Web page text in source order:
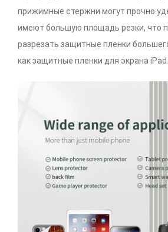
прижимные стержни могут прочно
имеют большую площадь резки, что
разрезать защитные пленки
как защитные пленки для экрана iPad.